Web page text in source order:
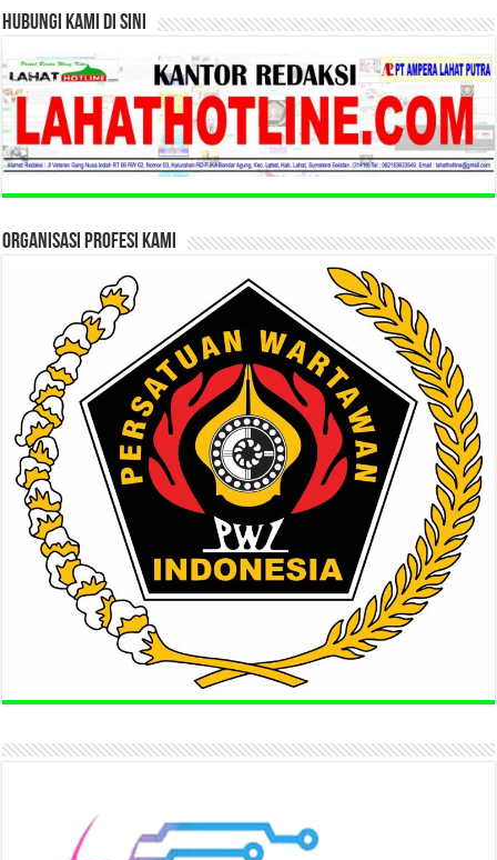
HUBUNGI KAMI DI SINI
ORGANISASI PROFESI KAMI